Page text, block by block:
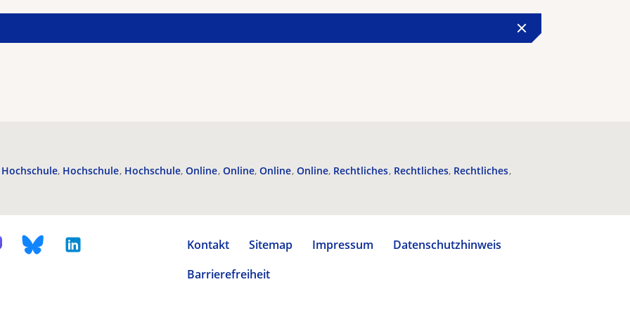
Hochschule Hochschule Hochschule Online Online Online Online Rechtliches Rechtliches Rechtliches
Kontakt Sitemap Impressum
Datenschutzhinweis
Barrierefreiheit